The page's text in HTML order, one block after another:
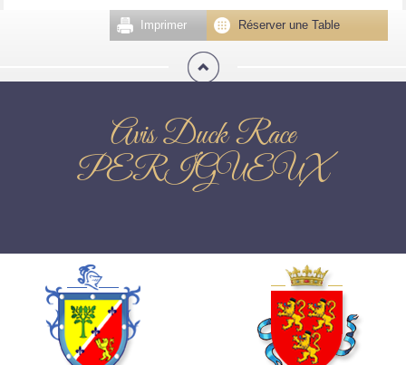
Réserver une Table
Imprimer
Avis Duck Race
PERIGUEUX